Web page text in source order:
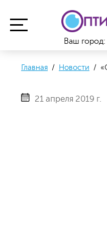
Ваш город:
Главная / Новости /
21 апреля 2019 г.